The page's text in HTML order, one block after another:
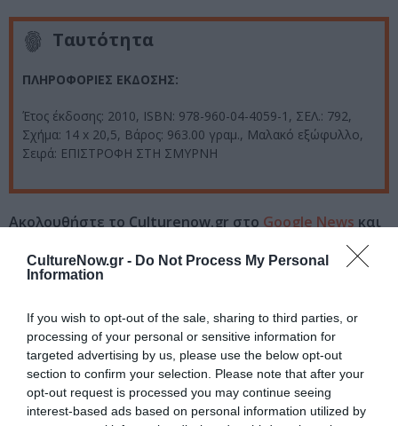
CultureNow.gr - Do Not Process My Personal
Information
If you wish to opt-out of the sale, sharing to third parties, or
processing of your personal or sensitive information for
targeted advertising by us, please use the below opt-out
section to confirm your selection. Please note that after your
opt-out request is processed you may continue seeing
interest-based ads based on personal information utilized by
Ταυτότητα
ΠΛΗΡΟΦΟΡΙΕΣ ΕΚΔΟΣΗΣ:
Έτος έκδοσης: 2010, ISBN: 978-960-04-4059-1, ΣΕΛ.: 792,
Σχήμα: 14 x 20,5, Βάρος: 963.00 γραμ., Μαλακό εξώφυλλο,
Σειρά: ΕΠΙΣΤΡΟΦΗ ΣΤΗ ΣΜΥΡΝΗ
Ακολουθήστε το Culturenow.gr στο Google News και
Δείτε όλα τα
Νέοι Διαγωνισμοί❯
Tags